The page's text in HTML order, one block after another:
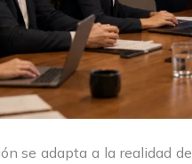
se adapta a la realidad